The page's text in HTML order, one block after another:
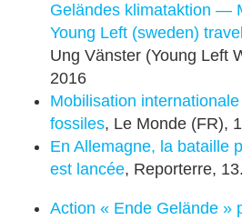
Geländes klimataktion —
Young Left (sweden)
Ung Vänster (Young Left
2016
Mobilisation
fossiles, Le Monde (FR),
En Allemagne, la bataille
est lancée, Reporterre,
Action « Ende Gelände »